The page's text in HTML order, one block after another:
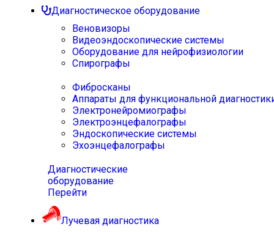
Диагностическое оборудование
Веновизоры
Видеоэндоскопические системы
Оборудование для нейрофизиологии
Спирографы
Фибросканы
Аппараты для функциональной
Электронейромиографы
Электроэнцефалографы
Эндоскопические системы
Эхоэнцефалографы
Диагностические
оборудование
Перейти
Лучевая диагностика